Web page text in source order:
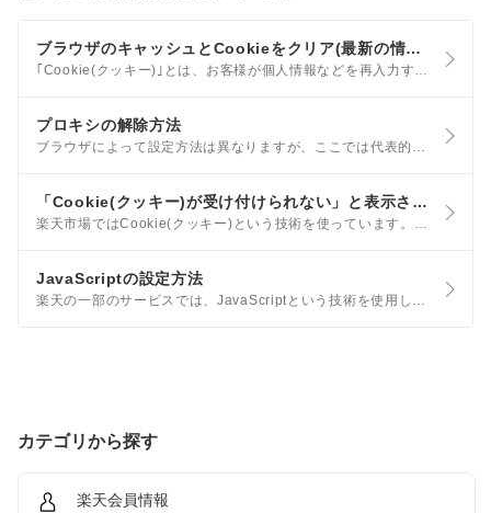
ブラウザのキャッシュとCookieをクリア(最新の情報を読み込む)する方法
｢Cookie(クッキー)｣とは、お客様が個人情報などを再入力する手間を省くための技術です。 また、Cookieの受け渡しは、お客様がお使いのブラウザが行っており、お客様側で特別な操作を行わなくても通常は正常にやりとりされます。
プロキシの解除方法
ブラウザによって設定方法は異なりますが、ここでは代表的なブラウザとして、Google Chromeの設定方法を参考までにご案内します。 ただし、会社や学校による独自のネットワーク設定やご契約のプロバイダの接続方法によっては、プロキシ経由でなければインターネットへ接続できない場合があります。この場合は、ネットワークの管理者やご契約のプロバイダへお問い合わせください。
「Cookie(クッキー)が受け付けられない」と表示される
楽天市場ではCookie(クッキー)という技術を使っています。「Cookieが受け付けられない」と表示される場合には、以下の可能性が考えられますのでご確認ください。 iOS(Safari)の場合 Android(Google Chrome)の場合
JavaScriptの設定方法
楽天の一部のサービスでは、JavaScriptという技術を使用しています。 通常は有効な設定になっていますが、お客様のインターネット環境でこの設定が無効になっている場合、いくつかのサービスをご利用いただけないことがあります。
カテゴリから探す
楽天会員情報